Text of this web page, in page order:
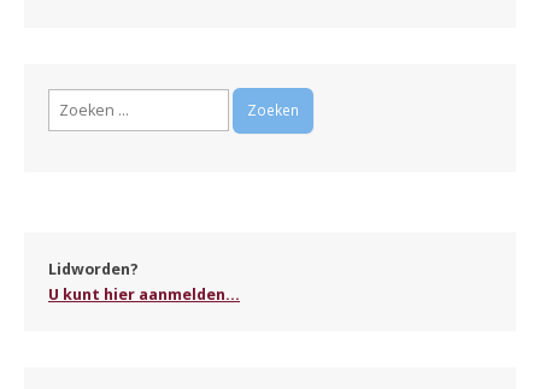
Zoeken
Lidworden?
U kunt hier aanmelden...